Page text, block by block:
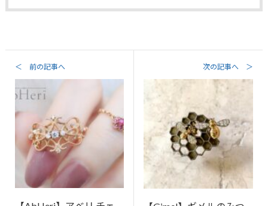
＜ 前の記事へ 次の記事へ ＞